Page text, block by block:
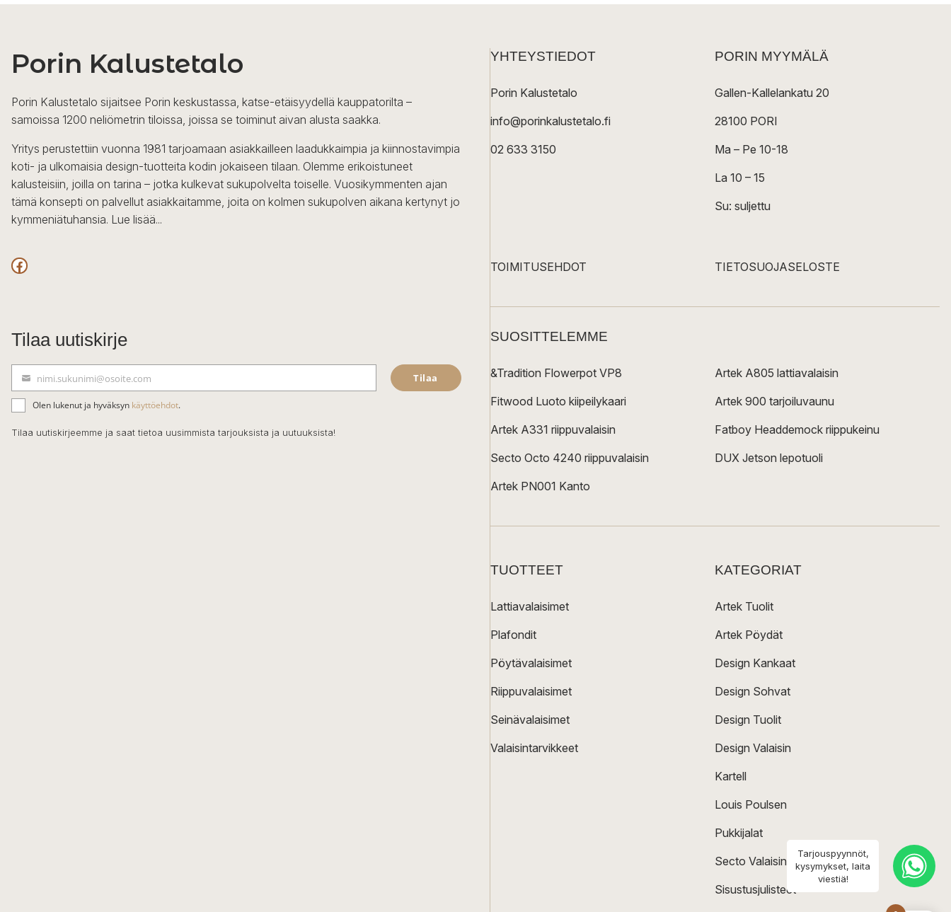
Porin Kalustetalo
Porin Kalustetalo sijaitsee Porin keskustassa, katse-etäisyydellä kauppatorilta –
samoissa 1200 neliömetrin tiloissa, joissa se toiminut aivan alusta saakka.
Yritys perustettiin vuonna 1981 tarjoamaan asiakkailleen laadukkaimpia ja kiinnostavimpia
koti- ja ulkomaisia design-tuotteita kodin jokaiseen tilaan. Olemme erikoistuneet
kalusteisiin, joilla on tarina – jotka kulkevat sukupolvelta toiselle. Vuosikymmenten ajan
tämä konsepti on palvellut asiakkaitamme, joita on kolmen sukupolven aikana kertynyt jo
kymmeniätuhansia. Lue lisää...
Facebook
Tilaa uutiskirje
ä
h
k
nimi.sukunimi@osoite.com Tilaa
Olen lukenut ja hyväksyn käyttöehdot.
Tilaa uutiskirjeemme ja saat tietoa uusimmista tarjouksista ja uutuuksista!
YHTEYSTIEDOT
Porin Kalustetalo
info@porinkalustetalo.fi
02 633 3150
PORIN MYYMÄLÄ
Gallen-Kallelankatu 20
28100 PORI
Ma – Pe 10-18
La 10 – 15
Su: suljettu
TOIMITUSEHDOT TIETOSUOJASELOSTE
SUOSITTELEMME
&Tradition Flowerpot VP8
Fitwood Luoto kiipeilykaari
Artek A331 riippuvalaisin
Secto Octo 4240 riippuvalaisin
Artek PN001 Kanto
Artek A805 lattiavalaisin
Artek 900 tarjoiluvaunu
Fatboy Headdemock riippukeinu
DUX Jetson lepotuoli
TUOTTEET
Lattiavalaisimet
Plafondit
Pöytävalaisimet
Riippuvalaisimet
Seinävalaisimet
Valaisintarvikkeet
KATEGORIAT
Artek Tuolit
Artek Pöydät
Design Kankaat
Design Sohvat
Design Tuolit
Design Valaisin
Kartell
Louis Poulsen
Pukkijalat
Secto Valaisin
Sisustusjulisteet
Tarjouspyynnöt,
kysymykset, laita
viestiä!